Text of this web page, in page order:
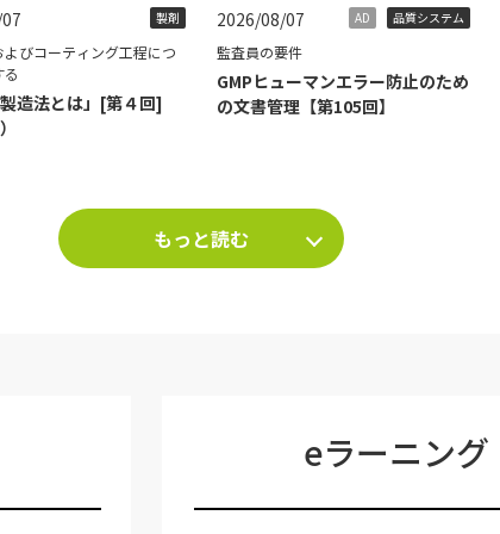
製剤
びコーティング工程につ
製造法とは」[第４回]
2026/08/07 AD 品質システム
監査員の要件
GMPヒューマンエラー防止のため
の文書管理【第105回】
もっと読む
eラーニング